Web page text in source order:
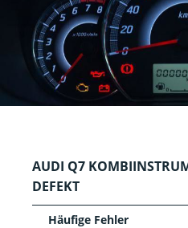
AUDI Q7
DEFEKT
Häufige Fehler